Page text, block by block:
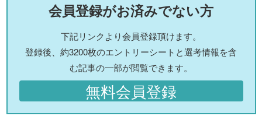
会員登録がお済みでない方
下記リンクより会員登録頂けます。
登録後、約3200枚のエントリーシートと選考情報を含
む記事の一部が閲覧できます。
無料会員登録